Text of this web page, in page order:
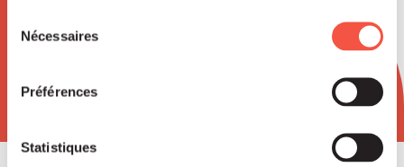
Nécessaires
Préférences
Statistiques
Newsletter